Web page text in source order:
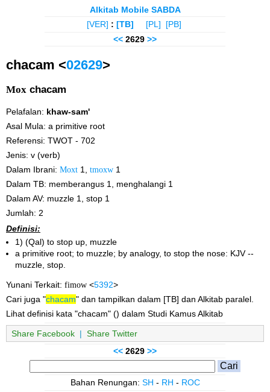
Alkitab Mobile SABDA
[VER] : [TB] [PL]
[PB]
<< 2629 >>
chacam <02629>
Mox chacam
Pelafalan: khaw-sam'
Asal Mula: a primitive root
Referensi: TWOT - 702
Jenis: v (verb)
Dalam Ibrani: Moxt 1, tmoxw 1
Dalam TB: memberangus 1, menghalangi 1
Dalam AV: muzzle 1, stop 1
Jumlah: 2
Definisi:
1) (Qal) to stop up, muzzle
a primitive root; to muzzle; by analogy, to stop the nose: KJV --
muzzle, stop.
Yunani Terkait: fimow <5392>
Cari juga "chacam" dan tampilkan dalam [TB] dan Alkitab paralel.
Lihat definisi kata "chacam" () dalam Studi Kamus Alkitab
Share Facebook | Share Twitter
<< 2629 >>
Bahan Renungan: SH - RH - ROC